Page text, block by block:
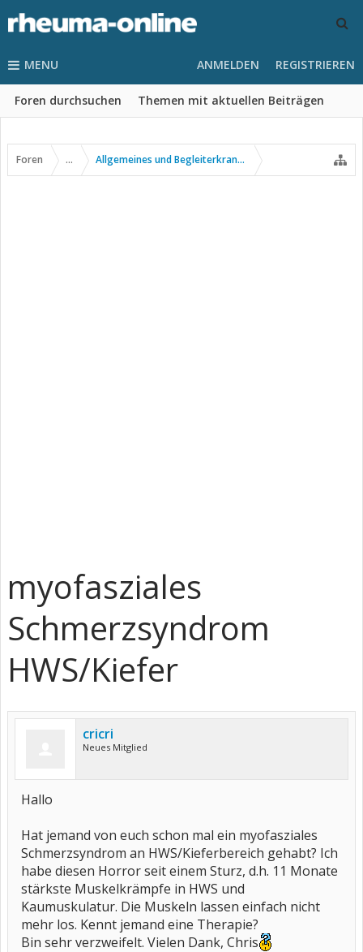
MENU
Foren durchsuchen Themen mit aktuellen Beiträgen
ANMELDEN REGISTRIEREN
Foren ... Allgemeines und Begleiterkrankungen
myofasziales
Schmerzsyndrom
HWS/Kiefer
cricri
Neues Mitglied
Hallo
Hat jemand von euch schon mal ein myofasziales
Schmerzsyndrom an HWS/Kieferbereich gehabt? Ich
habe diesen Horror seit einem Sturz, d.h. 11 Monate
stärkste Muskelkrämpfe in HWS und
Kaumuskulatur. Die Muskeln lassen einfach nicht
mehr los. Kennt jemand eine Therapie?
Bin sehr verzweifelt. Vielen Dank, Chris